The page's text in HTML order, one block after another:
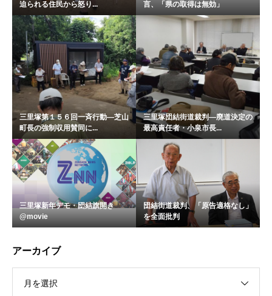
迫られる住民から怒り...
言、「県の取得は無効」
三里塚第１５６回一斉行動―芝山
町長の強制収用賛同に...
三里塚団結街道裁判―廃道決定の
最高責任者・小泉市長...
三里塚新年デモ・団結旗開き
@movie
団結街道裁判、「原告適格なし」
を全面批判
アーカイブ
月を選択